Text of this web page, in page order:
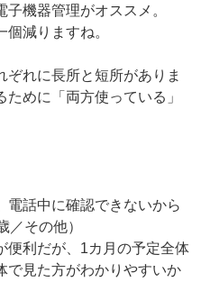
機器管理がオススメ。
個減りますね。
ぞれに長所と短所がありま
めに「両方使っている」
電話中に確認できないから
／その他）
便利だが、1カ月の予定全体
で見た方がわかりやすいか